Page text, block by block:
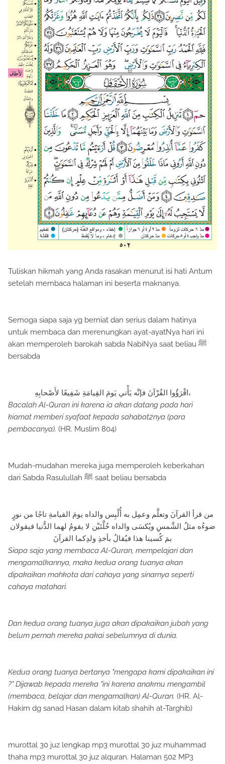
Tuliskan hikmah yang Anda rasakan menurut isi hati Antum
setelah membaca halaman ini beserta maknanya.
Semoga siapa saja yg berniat dan serius dalam hatinya
untuk membaca dan merenungkan ayat-ayatNya hari ini
akan memperoleh barokah sabda NabiNya saat beliau ﷺ
bersabda
اقْرَؤُوا القُرْآنَ فإنَّه يَأْتي يَومَ القِيامَةِ شَفِيعًا لأَصْحابِهِ،
Bacalah Al-Quran ini karena ia akan datang pada hari
kiamat memberi syafaat kepada sahabat2nya (para
pembacanya). (HR. Muslim 804)
Mudah-mudahan mereka juga memperoleh keberkahan
dari Sabda Rasulullah ﷺ saat beliau bersabda
من قرأ القرآنَ وتعلَّم وعمِل به أُلْبِس والداه يومَ القيامةِ تاجًا من نورٍ
ضوءُه مثلُ الشَّمسِ ويُكسَى والداه حُلَّتَيْن لا يقومُ لهما الدُّنيا فيقولان
بمَ كُسينا هذا فيُقالُ بأخذِ ولدِكما القرآنَ
Siapa saja yang membaca Al-Quran, mempelajari dan
mengamalkannya, maka kedua orang tuanya akan
dipakaikan mahkota dari cahaya yang sinarnya seperti
cahaya matahari.
Dan kedua orang tuanya juga akan dipakaikan jubah yang
belum pernah mereka pakai sebelumnya di dunia.
Kedua orang tuanya bertanya "mengapa kami dipakaikan ini
?" Dijawab kepada mereka "ini karena anakmu mengambil
(membaca, belajar dan mengamalkan) Al-Quran. (HR. Al-
Hakim dg sanad Hasan dalam kitab shahih at-Targhib)
murottal 30 juz lengkap mp3 murottal 30 juz muhammad
thaha mp3 murottal 30 juz alquran. Halaman 502 MP3